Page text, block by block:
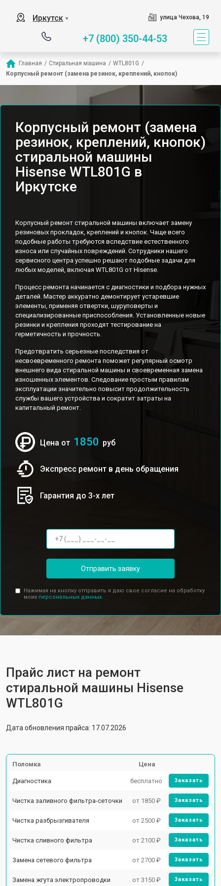
Иркутск ▼ улица Чехова, 19
+7 (800) 350-44-53
Главная / Стиральная машина / WTL801G /
Корпусный ремонт (замена резинок, креплений, кнопок)
Корпусный ремонт (замена
резинок, креплений, кнопок)
стиральной машины
Hisense WTL801G в
Иркутске
Корпусный ремонт стиральной машины включает замену
резиновых прокладок, креплений и кнопок. Чаще всего
подобные работы требуются вследствие естественного
износа или случайных повреждений. Сотрудники нашего
сервисного центра успешно решают подобные задачи для
любых моделей, включая WTL801G от Hisense.
Процесс ремонта начинается с диагностики и подбора нужных
деталей. Мастер аккуратно демонтирует устаревшие
элементы, применяя отвертки, шуруповерты и
специализированные приспособления. Установленные новые
резинки и крепления проходят тестирование на
герметичность и прочность.
Предотвратить серьезные последствия от
несвоевременного ремонта поможет регулярный осмотр
внешнего вида стиральной машины и своевременная замена
изношенных элементов. Следование простым правилам
эксплуатации значительно повысит продолжительность
службы вашего устройства и сократит затраты на
капитальный ремонт.
Цена от 1850 руб
Экспресс ремонт в день обращения
Гарантия до 3-х лет
Отправить заявку
Нажимая на кнопку отправить я даю свое согласие на обработку
моих персональных данных.
Прайс лист на ремонт
стиральной машины Hisense
WTL801G
Дата обновления прайса: 17.07.2026
Поломка Цена
Диагностика бесплатно Заказать
Чистка заливного фильтра-сеточки от 1850 ₽ Заказать
Чистка разбрызгивателя от 2500 ₽ Заказать
Чистка сливного фильтра от 2100 ₽ Заказать
Замена сетевого фильтра от 2700 ₽ Заказать
Замена жгута электропроводки от 3150 ₽ Заказать